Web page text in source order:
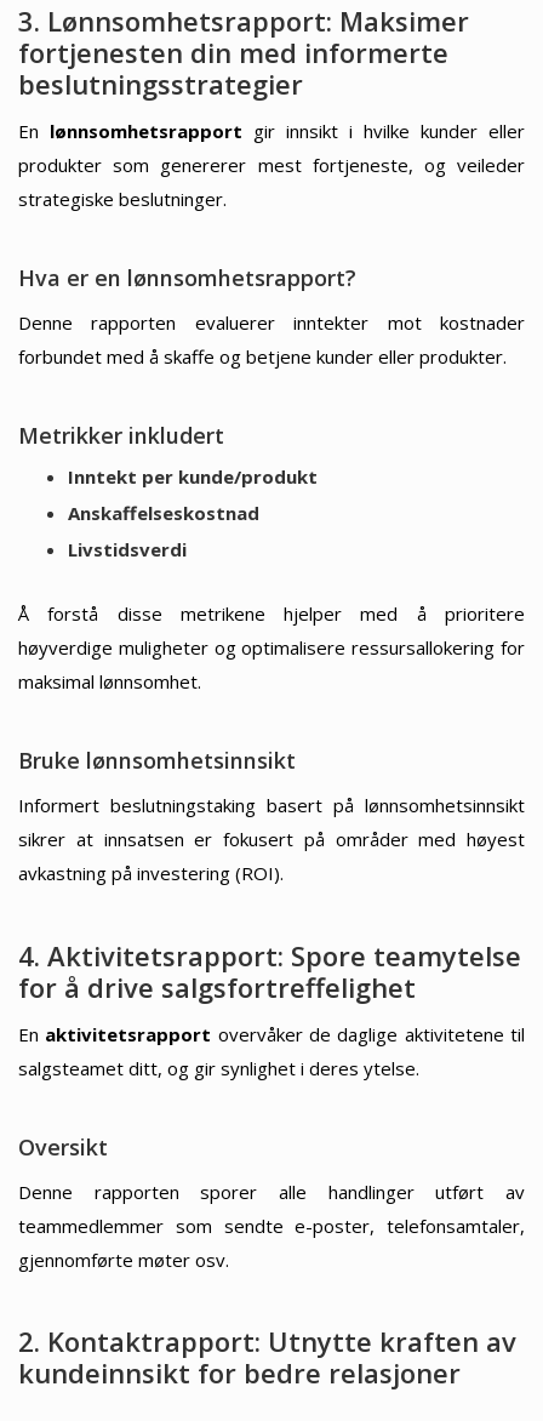
3. Lønnsomhetsrapport: Maksimer
fortjenesten din med informerte
beslutningsstrategier
En lønnsomhetsrapport gir innsikt i hvilke kunder eller
produkter som genererer mest fortjeneste, og veileder
strategiske beslutninger.
Hva er en lønnsomhetsrapport?
Denne rapporten evaluerer inntekter mot kostnader
forbundet med å skaffe og betjene kunder eller produkter.
Metrikker inkludert
Inntekt per kunde/produkt
Anskaffelseskostnad
Livstidsverdi
Å forstå disse metrikene hjelper med å prioritere
høyverdige muligheter og optimalisere ressursallokering for
maksimal lønnsomhet.
Bruke lønnsomhetsinnsikt
Informert beslutningstaking basert på lønnsomhetsinnsikt
sikrer at innsatsen er fokusert på områder med høyest
avkastning på investering (ROI).
4. Aktivitetsrapport: Spore teamytelse
for å drive salgsfortreffelighet
En aktivitetsrapport overvåker de daglige aktivitetene til
salgsteamet ditt, og gir synlighet i deres ytelse.
Oversikt
Denne rapporten sporer alle handlinger utført av
teammedlemmer som sendte e-poster, telefonsamtaler,
gjennomførte møter osv.
2. Kontaktrapport: Utnytte kraften av
kundeinnsikt for bedre relasjoner